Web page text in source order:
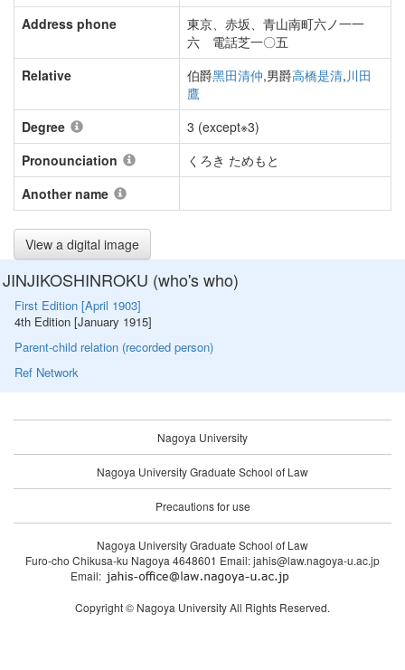
Address phone
東京、赤坂、青山南町六ノ一一
六 電話芝一〇五
Relative
伯爵黑田清仲,男爵高橋是清,川田
鷹
Degree
3 (except※3)
Pronounciation
くろき ためもと
Another name
View a digital image
JINJIKOSHINROKU (who's who)
First Edition [April 1903]
4th Edition [January 1915]
Parent-child relation (recorded person)
Ref Network
Nagoya University
Nagoya University Graduate School of Law
Precautions for use
Nagoya University Graduate School of Law
Furo-cho Chikusa-ku Nagoya 4648601 Email: jahis@law.nagoya-u.ac.jp
Email:
Copyright © Nagoya University All Rights Reserved.